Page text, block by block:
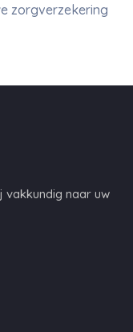
zorgverzekering
vakkundig naar uw